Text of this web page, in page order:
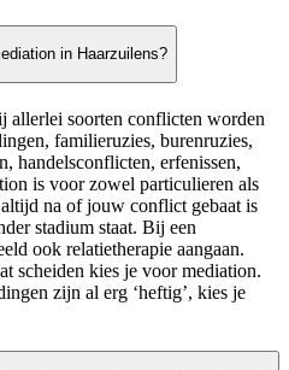
in Haarzuilens?
allerlei soorten conflicten worden
familieruzies, burenruzies,
handelsconflicten, erfenissen,
is voor zowel particulieren als
na of jouw conflict gebaat is
stadium staat. Bij een
ook relatietherapie aangaan.
scheiden kies je voor mediation.
zijn al erg ‘heftig’, kies je